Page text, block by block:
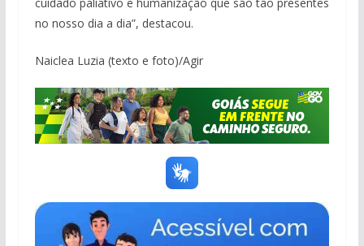
no nosso dia a dia”, destacou.
Naiclea Luzia (texto e foto)/Agir